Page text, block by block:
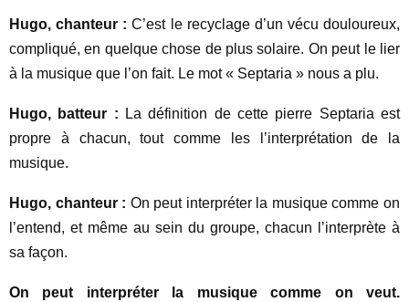
Hugo, chanteur : C’est le recyclage d’un vécu douloureux,
compliqué, en quelque chose de plus solaire. On peut le lier
à la musique que l’on fait. Le mot « Septaria » nous a plu.
Hugo, batteur : La définition de cette pierre Septaria est
propre à chacun, tout comme les l’interprétation de la
musique.
Hugo, chanteur : On peut interpréter la musique comme on
l’entend, et même au sein du groupe, chacun l’interprète à
sa façon.
On peut interpréter la musique comme on veut.